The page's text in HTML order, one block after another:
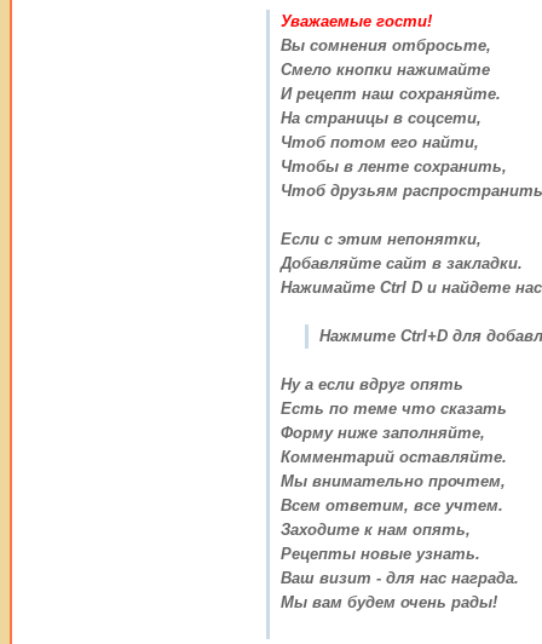
Уважаемые гости!
Вы сомнения отбросьте,
Смело кнопки нажимайте
И рецепт наш сохраняйте.
На страницы в соцсети,
Чтоб потом его найти,
Чтобы в ленте сохранить,
Чтоб друзьям
Если с этим непонятки,
Добавляйте сайт в закладки.
Нажимайте Ctrl D и найдете
Нажмите Ctrl+D для
Ну а если вдруг опять
Есть по теме что сказать
Форму ниже заполняйте,
Комментарий оставляйте.
Мы внимательно прочтем,
Всем ответим, все учтем.
Заходите к нам опять,
Рецепты новые узнать.
Ваш визит - для нас награда.
Мы вам будем очень рады!